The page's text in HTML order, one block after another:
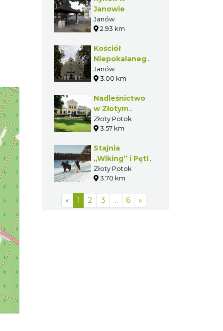
Janowie
Janów
2.93 km
Kościół
Niepokalanego
Poczęcia NMP
w Janowie
Janów
3.00 km
Nadleśnictwo
w Złotym
Potoku
Złoty Potok
3.57 km
Stajnia
„Wiking” i Pętla
„Wikinga” w
Złotym Potoku
Złoty Potok
3.70 km
« 1 2 3 … 6 »